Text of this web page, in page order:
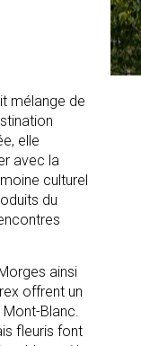
mélange de
elle
avec la
culturel
du
ainsi
offrent un
Blanc.
fleuris font